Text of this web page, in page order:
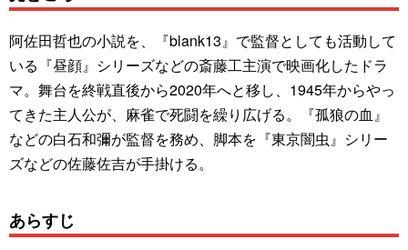
阿佐田哲也の小説を、『blank13』で監督としても活動して
いる『昼顔』シリーズなどの斎藤工主演で映画化したドラ
マ。舞台を終戦直後から2020年へと移し、1945年からやっ
てきた主人公が、麻雀で死闘を繰り広げる。『孤狼の血』
などの白石和彌が監督を務め、脚本を『東京闇虫』シリー
ズなどの佐藤佐吉が手掛ける。
あらすじ